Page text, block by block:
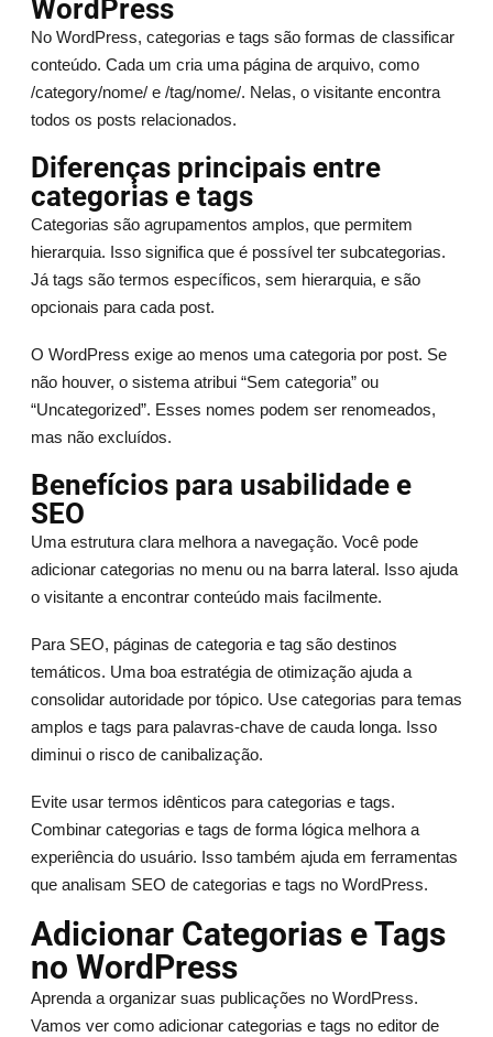
WordPress
No WordPress, categorias e tags são formas de classificar
conteúdo. Cada um cria uma página de arquivo, como
/category/nome/ e /tag/nome/. Nelas, o visitante encontra
todos os posts relacionados.
Diferenças principais entre
categorias e tags
Categorias são agrupamentos amplos, que permitem
hierarquia. Isso significa que é possível ter subcategorias.
Já tags são termos específicos, sem hierarquia, e são
opcionais para cada post.
O WordPress exige ao menos uma categoria por post. Se
não houver, o sistema atribui “Sem categoria” ou
“Uncategorized”. Esses nomes podem ser renomeados,
mas não excluídos.
Benefícios para usabilidade e
SEO
Uma estrutura clara melhora a navegação. Você pode
adicionar categorias no menu ou na barra lateral. Isso ajuda
o visitante a encontrar conteúdo mais facilmente.
Para SEO, páginas de categoria e tag são destinos
temáticos. Uma boa estratégia de otimização ajuda a
consolidar autoridade por tópico. Use categorias para temas
amplos e tags para palavras-chave de cauda longa. Isso
diminui o risco de canibalização.
Evite usar termos idênticos para categorias e tags.
Combinar categorias e tags de forma lógica melhora a
experiência do usuário. Isso também ajuda em ferramentas
que analisam SEO de categorias e tags no WordPress.
Adicionar Categorias e Tags
no WordPress
Aprenda a organizar suas publicações no WordPress.
Vamos ver como adicionar categorias e tags no editor de